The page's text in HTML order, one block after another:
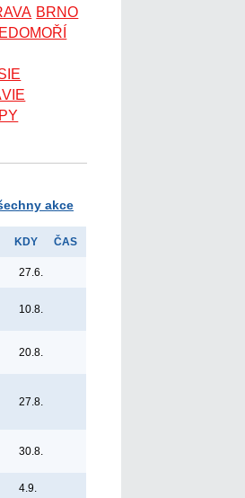
BRNO
akce
KDY ČAS
27.6.
10.8.
20.8.
27.8.
30.8.
4.9.